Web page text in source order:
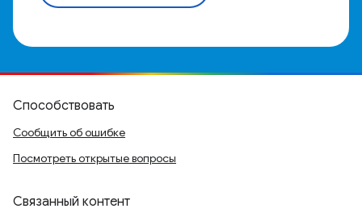
Способствовать
Сообщить об ошибке
Посмотреть открытые вопросы
Связанный контент